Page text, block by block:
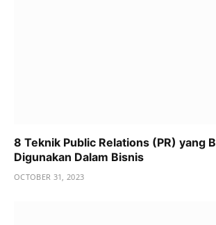
8 Teknik Public Relations (PR) yang
Digunakan Dalam Bisnis
OCTOBER 31, 2023